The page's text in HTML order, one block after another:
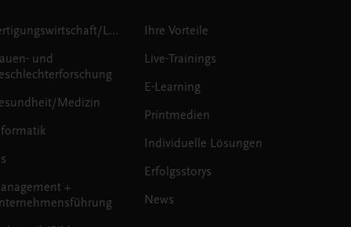
Fertigungswirtschaft/Logistik
und
Medizin
+
Ihre Vorteile
Live-Trainings
E-Learning
Printmedien
Individuelle Lösungen
Erfolgsstorys
News